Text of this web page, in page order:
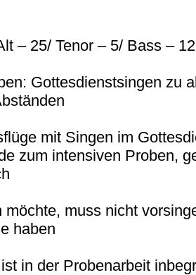
– 25/ Tenor – 5/ Bass – 12
Gottesdienstsingen zu
mit Singen im
zum intensiven Proben,
möchte, muss nicht
haben
in der Probenarbeit